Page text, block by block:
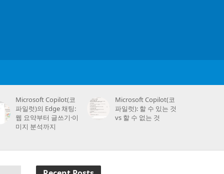
Microsoft Copilot(코
파일럿)의 Edge 채팅:
웹 요약부터 글쓰기·이
미지 분석까지
Microsoft Copilot(코
파일럿): 할 수 있는 것
vs 할 수 없는 것